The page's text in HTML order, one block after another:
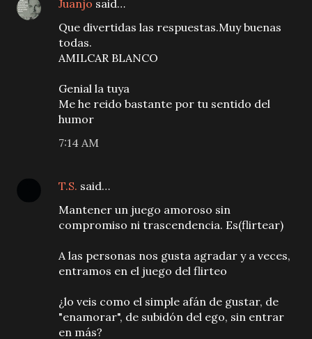
Juanjo said…
Que divertidas las respuestas.Muy buenas
todas.
AMILCAR BLANCO
Genial la tuya
Me he reido bastante por tu sentido del
humor
7:14 AM
T.S. said…
Mantener un juego amoroso sin
compromiso ni trascendencia. Es(flirtear)
A las personas nos gusta agradar y a veces,
entramos en el juego del flirteo
¿lo veis como el simple afán de gustar, de
"enamorar", de subidón del ego, sin entrar
en más?